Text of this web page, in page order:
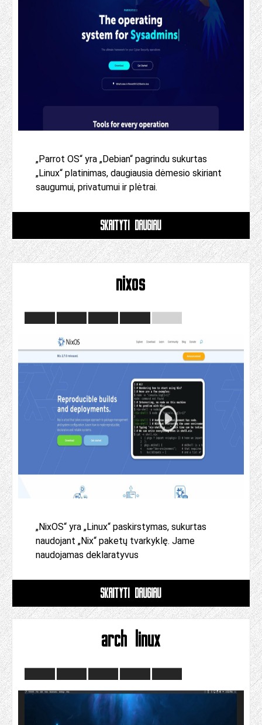
„Parrot OS“ yra „Debian“ pagrindu sukurtas
„Linux“ platinimas, daugiausia dėmesio skiriant
saugumui, privatumui ir plėtrai.
SKAITYTI DAUGIAU
nixos
„NixOS“ yra „Linux“ paskirstymas, sukurtas
naudojant „Nix“ paketų tvarkyklę. Jame
naudojamas deklaratyvus
SKAITYTI DAUGIAU
arch linux